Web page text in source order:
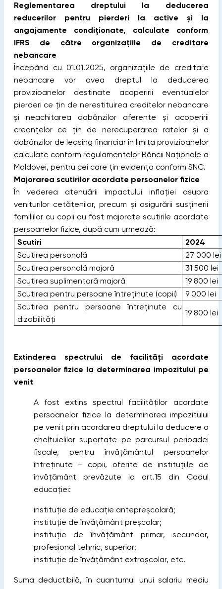
Reglementarea dreptului la deducerea
reducerilor pentru pierderi la active şi la
angajamente condiţionate, calculate conform
IFRS de către organizațiile de creditare
nebancare
Începând cu 01.01.2025, organizațiile de creditare
nebancare vor avea dreptul la deducerea
provizioanelor destinate acoperirii eventualelor
pierderi ce ţin de nerestituirea creditelor nebancare
şi neachitarea dobânzilor aferente şi acoperirii
creanţelor ce ţin de nerecuperarea ratelor şi a
dobânzilor de leasing financiar în limita provizioanelor
calculate conform regulamentelor Băncii Naţionale a
Moldovei, pentru cei care țin evidența conform SNC.
Majorarea scutirilor acordate persoanelor fizice
În vederea atenuării impactului inflației asupra
veniturilor cetățenilor, precum și asigurării susținerii
familiilor cu copii au fost majorate scutirile acordate
persoanelor fizice, după cum urmează:
Scutiri
2024
Scutirea personală
27 000 lei
Scutirea personală majoră
31 500 lei
Scutirea suplimentară majoră
19 800 lei
Scutirea pentru persoane întreținute (copii)
9 000 lei
Scutirea pentru persoane întreținute cu
dizabilități
19 800 lei
Extinderea spectrului de facilități acordate
persoanelor fizice la determinarea impozitului pe
venit
A fost extins spectrul facilităților acordate
persoanelor fizice la determinarea impozitului
pe venit prin acordarea dreptului la deducere a
cheltuielilor suportate pe parcursul perioadei
fiscale, pentru învățământul persoanelor
întreținute – copii, oferite de instituțiile de
învățământ prevăzute la art.15 din Codul
educației:
instituţie de educaţie antepreşcolară;
instituţie de învăţământ preșcolar;
instituţie de învăţământ primar, secundar,
profesional tehnic, superior;
instituţie de învăţământ extrașcolar, etc.
Suma deductibilă, în cuantumul unui salariu mediu